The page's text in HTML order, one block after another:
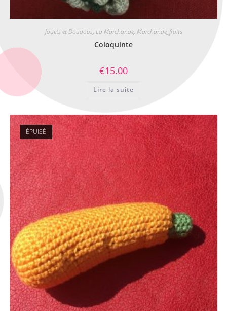
Jouets et Doudous, La Marchande, Marchande_fruits
Coloquinte
€15.00
Lire la suite
ÉPUISÉ